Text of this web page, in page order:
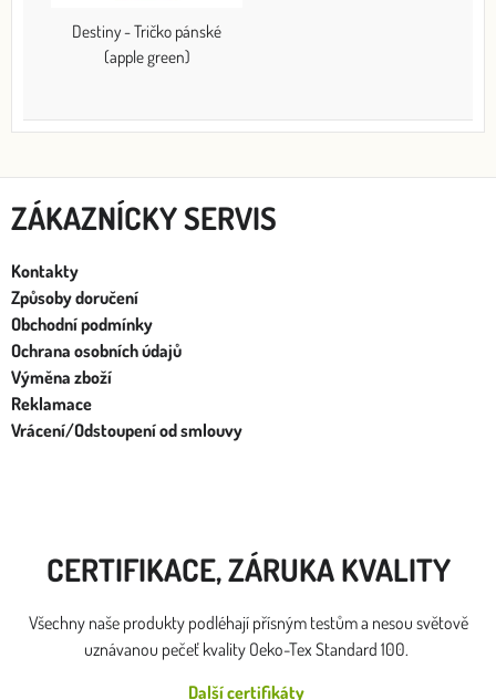
Destiny - Tričko pánské
(apple green)
ZÁKAZNÍCKY SERVIS
Kontakty
Způsoby doručení
Obchodní podmínky
Ochrana osobních údajů
Výměna zboží
Reklamace
Vrácení/Odstoupení od smlouvy
CERTIFIKACE, ZÁRUKA KVALITY
Všechny naše produkty podléhají přísným testům a nesou světově
uznávanou pečeť kvality Oeko-Tex Standard 100.
Další certifikáty